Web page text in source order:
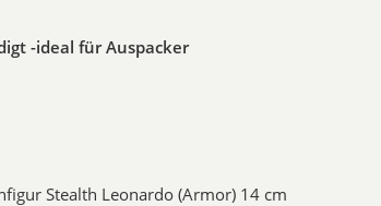
-ideal für Auspacker
Stealth Leonardo (Armor) 14 cm